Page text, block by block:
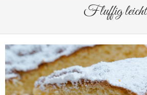
Fluffig leicht